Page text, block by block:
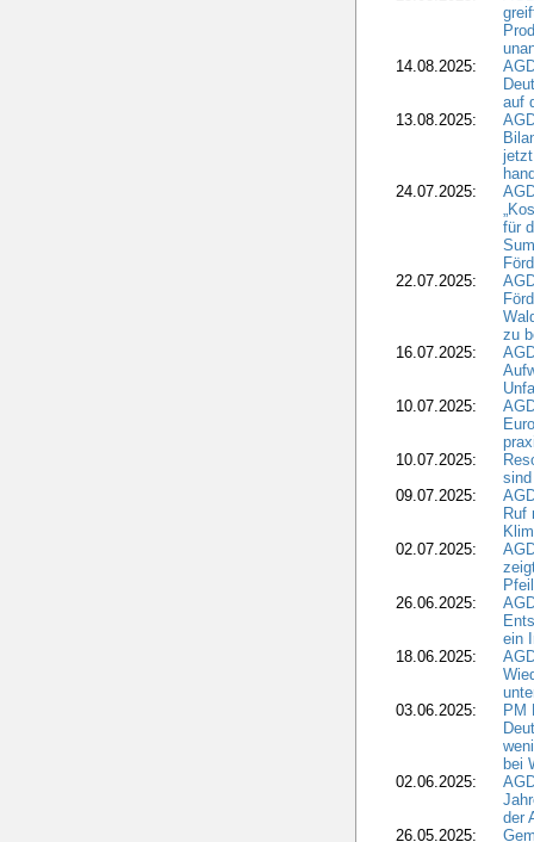
14.08.2025:
auf
13.08.2025:
24.07.2025:
für
22.07.2025:
zu
16.07.2025:
10.07.2025:
10.07.2025:
09.07.2025:
Ruf
02.07.2025:
26.06.2025:
ein
18.06.2025:
03.06.2025:
PM
bei
02.06.2025:
der
26.05.2025: